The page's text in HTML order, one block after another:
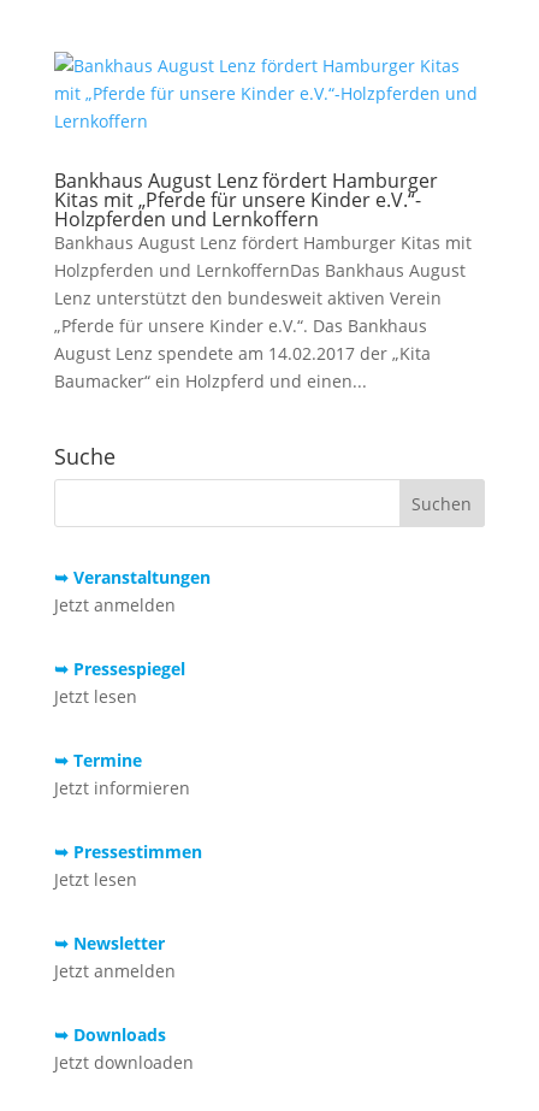
Bankhaus August Lenz fördert Hamburger
Kitas mit „Pferde für unsere Kinder e.V.“-
Holzpferden und Lernkoffern
Bankhaus August Lenz fördert Hamburger Kitas mit
Holzpferden und LernkoffernDas Bankhaus August
Lenz unterstützt den bundesweit aktiven Verein
„Pferde für unsere Kinder e.V.“. Das Bankhaus
August Lenz spendete am 14.02.2017 der „Kita
Baumacker“ ein Holzpferd und einen...
Suche
➥ Veranstaltungen
Jetzt anmelden
➥ Pressespiegel
Jetzt lesen
➥ Termine
Jetzt informieren
➥ Pressestimmen
Jetzt lesen
➥ Newsletter
Jetzt anmelden
➥ Downloads
Jetzt downloaden